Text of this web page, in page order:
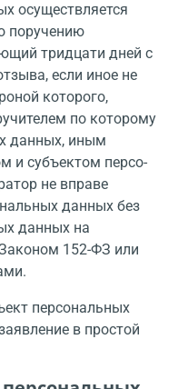
осуществ­ляется
поручению
тридцати дней с
если иное не
которого,
по которому
данных, иным
и субъектом персо­
не вправе
дан­ных без
данных на
152-ФЗ или
персональных
в простой